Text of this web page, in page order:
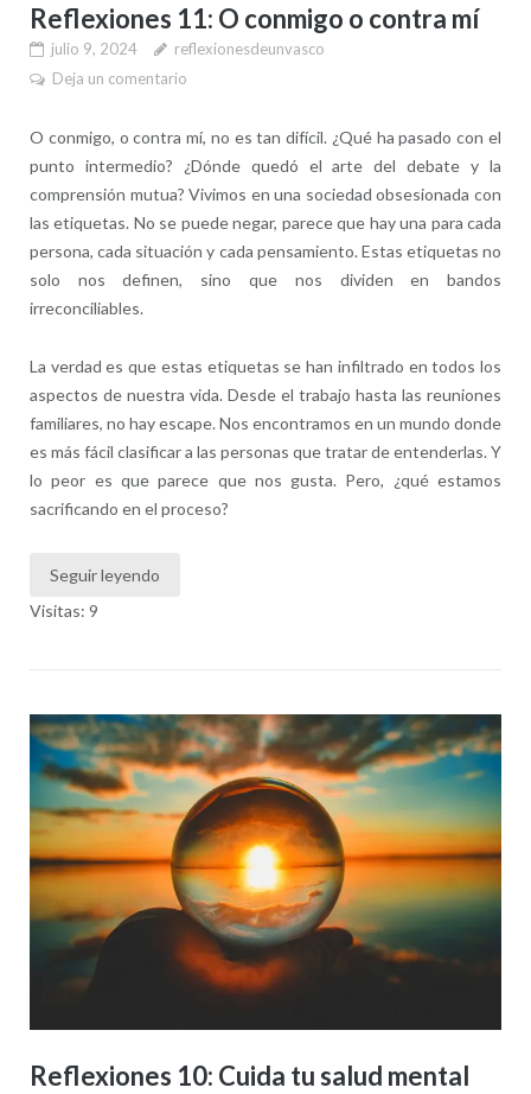
Reflexiones 11: O conmigo o contra mí
julio 9, 2024
reflexionesdeunvasco
Deja un comentario
O conmigo, o contra mí, no es tan difícil. ¿Qué ha pasado con el
punto intermedio? ¿Dónde quedó el arte del debate y la
comprensión mutua? Vivimos en una sociedad obsesionada con
las etiquetas. No se puede negar, parece que hay una para cada
persona, cada situación y cada pensamiento. Estas etiquetas no
solo nos definen, sino que nos dividen en bandos
irreconciliables.
La verdad es que estas etiquetas se han infiltrado en todos los
aspectos de nuestra vida. Desde el trabajo hasta las reuniones
familiares, no hay escape. Nos encontramos en un mundo donde
es más fácil clasificar a las personas que tratar de entenderlas. Y
lo peor es que parece que nos gusta. Pero, ¿qué estamos
sacrificando en el proceso?
Seguir leyendo
Visitas: 9
Reflexiones 10: Cuida tu salud mental